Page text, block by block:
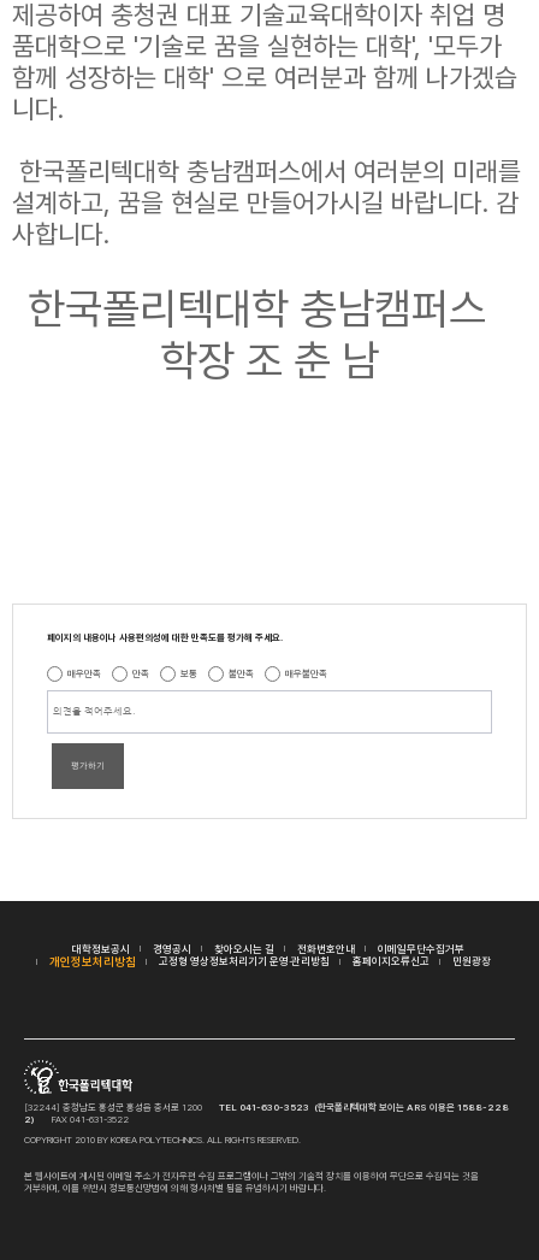
제공하여 충청권 대표 기술교육대학이자 취업 명
품대학으로 '기술로 꿈을 실현하는 대학', '모두가
함께 성장하는 대학' 으로 여러분과 함께 나가겠습
니다.
한국폴리텍대학 충남캠퍼스에서 여러분의 미래를
설계하고, 꿈을 현실로 만들어가시길 바랍니다. 감
사합니다.
한국폴리텍대학 충남캠퍼스
학장 조 춘 남
페이지의 내용이나 사용편의성에 대한 만족도를 평가해 주세요.
매우만족 만족 보통 불만족 매우불만족
평가하기
대학정보공시 경영공시 찾아오시는 길 전화번호안내 이메일무단수집거부
개인정보처리방침 고정형 영상정보처리기기 운영·관리방침 홈페이지오류신고 민원광장
[32244] 충청남도 홍성군 홍성읍 충서로 1200 TEL 041-630-3523 (한국폴리텍대학 보이는 ARS 이용은 1588-228
2)
FAX 041-631-3522
COPYRIGHT 2010 BY KOREA POLYTECHNICS. ALL RIGHTS RESERVED.
본 웹사이트에 게시된 이메일 주소가 전자우편 수집 프로그램이나 그밖의 기술적 장치를 이용하여 무단으로 수집되는 것을
거부하며, 이를 위반시 정보통신망법에 의해 형사처벌 됨을 유념하시기 바랍니다.